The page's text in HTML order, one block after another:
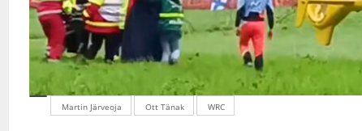
Martin Järveoja Ott Tänak WRC